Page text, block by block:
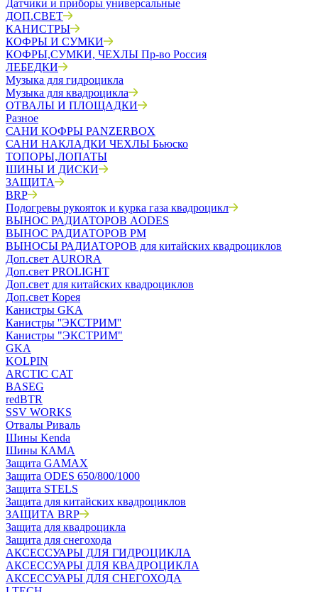
Датчики и приборы универсальные
ДОП.СВЕТ
КАНИСТРЫ
КОФРЫ И СУМКИ
КОФРЫ,СУМКИ, ЧЕХЛЫ Пр-во Россия
ЛЕБЕДКИ
Музыка для гидроцикла
Музыка для квадроцикла
ОТВАЛЫ И ПЛОЩАДКИ
Разное
САНИ КОФРЫ PANZERBOX
САНИ НАКЛАДКИ ЧЕХЛЫ Бьюско
ТОПОРЫ,ЛОПАТЫ
ШИНЫ И ДИСКИ
ЗАЩИТА
BRP
Подогревы рукояток и курка газа квадроцикл
ВЫНОС РАДИАТОРОВ AODES
ВЫНОС РАДИАТОРОВ РМ
ВЫНОСЫ РАДИАТОРОВ для китайских квадроциклов
Доп.свет AURORA
Доп.свет PROLIGHT
Доп.свет для китайских квадроциклов
Доп.свет Корея
Канистры GKA
Канистры ''ЭКСТРИМ''
Канистры "ЭКСТРИМ"
GKA
KOLPIN
ARCTIC CAT
BASEG
redBTR
SSV WORKS
Отвалы Риваль
Шины Kenda
Шины КАМА
Защита GAMAX
Защита ODES 650/800/1000
Защита STELS
Защита для китайских квадроциклов
ЗАЩИТА BRP
Защита для квадроцикла
Защита для снегохода
АКСЕССУАРЫ ДЛЯ ГИДРОЦИКЛА
АКСЕССУАРЫ ДЛЯ КВАДРОЦИКЛА
АКСЕССУАРЫ ДЛЯ СНЕГОХОДА